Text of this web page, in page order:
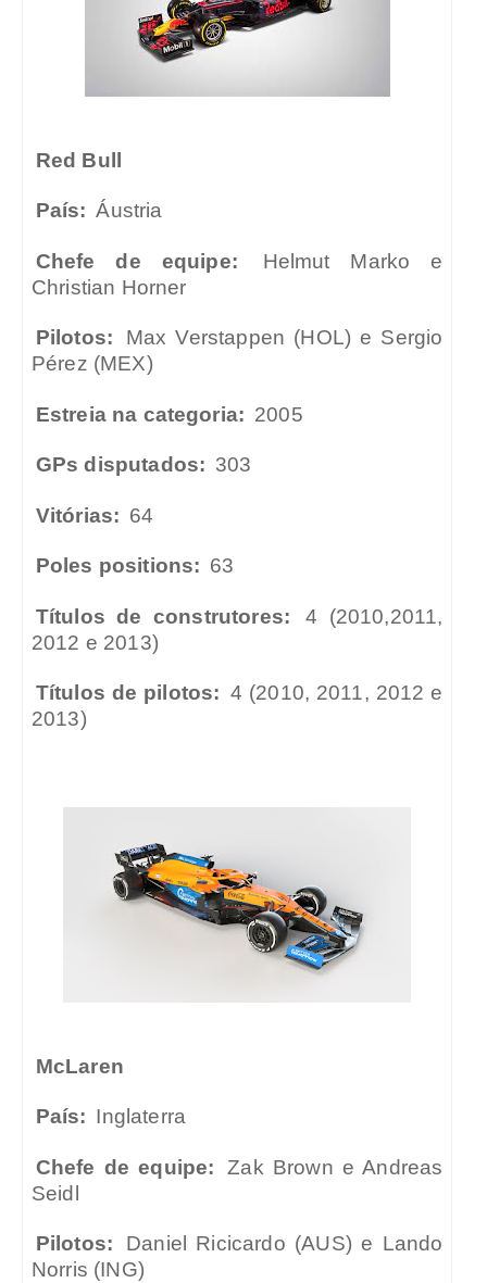
Red Bull
País: Áustria
Chefe de equipe:
Helmut Marko e
Christian Horner
Pilotos:
Max Verstappen (HOL) e Sergio
Pérez (MEX)
Estreia na categoria: 2005
GPs disputados: 303
Vitórias: 64
Poles positions: 63
Títulos de construtores:
4 (2010,2011,
2012 e 2013)
Títulos de pilotos: 4 (2010, 2011, 2012 e
2013)
McLaren
País: Inglaterra
Chefe de equipe:
Zak Brown e Andreas
Seidl
Pilotos:
Daniel Ricicardo (AUS) e Lando
Norris (ING)